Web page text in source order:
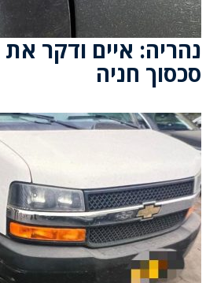
נהריה: איים ודקר
סכסוך חניה